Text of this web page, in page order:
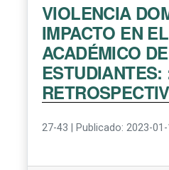
VIOLENCIA
IMPACTO EN
ACADÉMICO
27-43 Publicado: 2023-01-